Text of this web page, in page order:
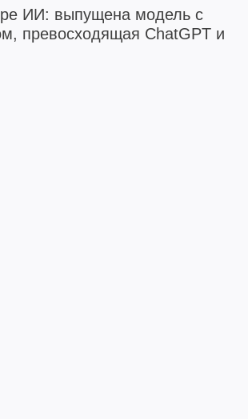
ИИ: выпущена модель с
превосходящая ChatGPT и